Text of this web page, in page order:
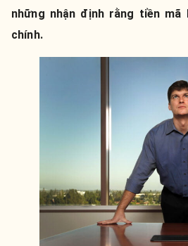
những nhận định rằng tiền
chính.